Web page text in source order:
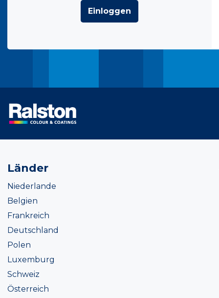
Einloggen
Länder
Niederlande
Belgien
Frankreich
Deutschland
Polen
Luxemburg
Schweiz
Österreich